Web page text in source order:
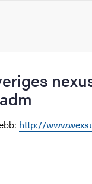
http://